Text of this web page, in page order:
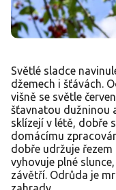
Světlé sladce
džemech i šťávách.
višně se světle
šťavnatou dužninou
sklízejí v létě, dobře
domácímu
dobře udržuje
vyhovuje plné
závětří. Odrůda je